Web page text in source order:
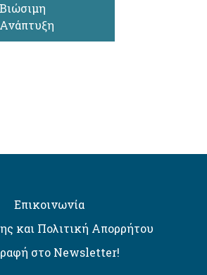
Βιώσιμη
Ανάπτυξη
Επικοινωνία
και Πολιτική Απορρήτου
στο Newsletter!